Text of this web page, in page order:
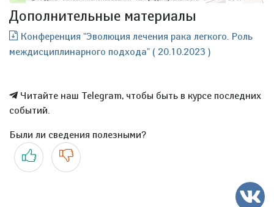
Дополнительные материалы
Конференция "Эволюция лечения рака легкого. Роль
междисциплинарного подхода" ( 20.10.2023 )
Читайте наш Telegram, чтобы быть в курсе последних
событий.
Были ли сведения полезными?
Да